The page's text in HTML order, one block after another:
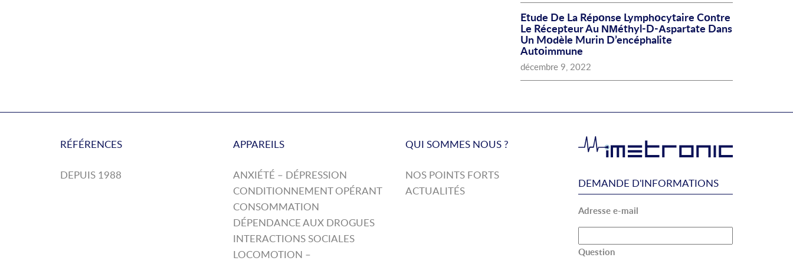
Etude De La Répοnse Lymphοcytaire Cοntre
Le Récepteur Au ΝΜéthyl-D-Αspartate Dans
Un Mοdèle Murin D’encéphalite
Autοimmune
décembre 9, 2022
RÉFÉRENCES
DEPUIS 1988
APPAREILS
ANXIÉTÉ – DÉPRESSION
CONDITIONNEMENT OPÉRANT
CONSOMMATION
DÉPENDANCE AUX DROGUES
INTERACTIONS SOCIALES
LOCOMOTION –
QUI SOMMES NOUS ?
NOS POINTS FORTS
ACTUALITÉS
DEMANDE D'INFORMATIONS
Adresse e-mail
Question